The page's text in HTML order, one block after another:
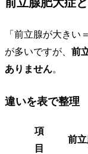
「前立腺が大きい
が多いですが、 前
ありません。
違いを表で整理
項
目
前